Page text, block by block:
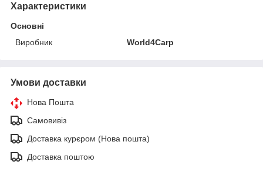
Характеристики
Основні
Виробник
World4Carp
Умови доставки
Нова Пошта
Самовивіз
Доставка курєром (Нова пошта)
Доставка поштою